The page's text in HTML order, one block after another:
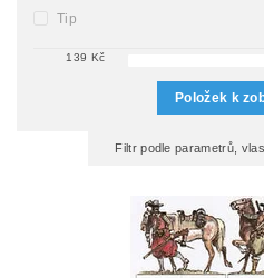
Tip
139 Kč
Položek k
Filtr podle parametrů,